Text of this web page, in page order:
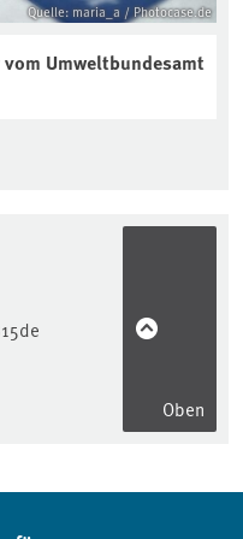
Quelle: maria_a / Photocase.de
Umweltbundesamt
Oben